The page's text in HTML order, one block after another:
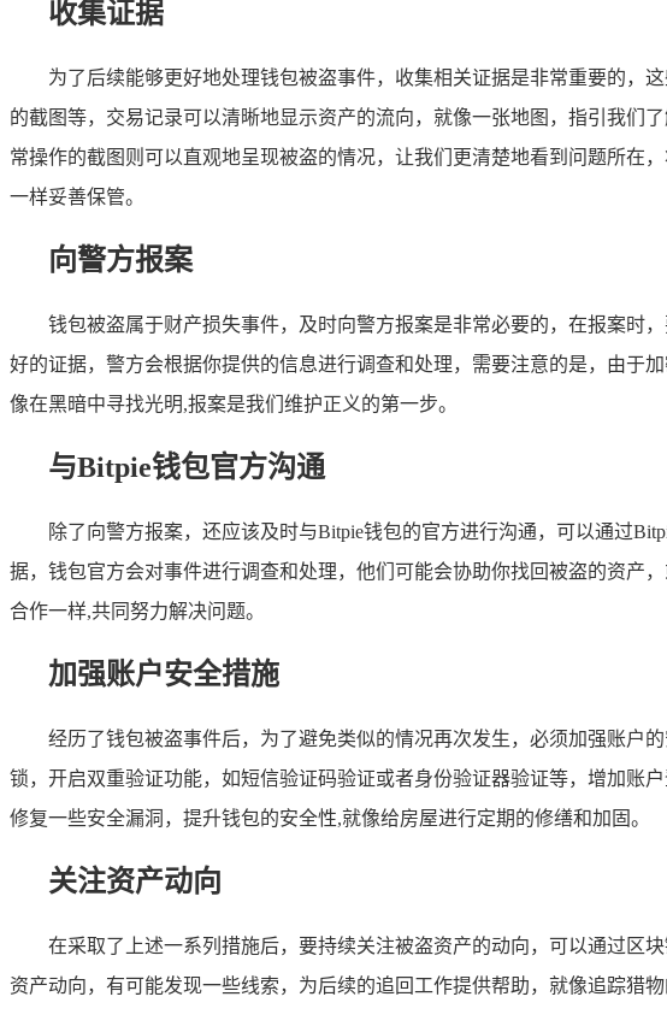
收集证据
为了后续能够更好地处理钱包被盗事件，收集相关证据是非常重要的，
的截图等，交易记录可以清晰地显示资产的流向，就像一张地图，指引我们
常操作的截图则可以直观地呈现被盗的情况，让我们更清楚地看到问题所在
一样妥善保管。
向警方报案
钱包被盗属于财产损失事件，及时向警方报案是非常必要的，在报案时
好的证据，警方会根据你提供的信息进行调查和处理，需要注意的是，由于
像在黑暗中寻找光明,报案是我们维护正义的第一步。
与Bitpie钱包官方沟通
除了向警方报案，还应该及时与Bitpie钱包的官方进行沟通，可以通过
据，钱包官方会对事件进行调查和处理，他们可能会协助你找回被盗的资产
合作一样,共同努力解决问题。
加强账户安全措施
经历了钱包被盗事件后，为了避免类似的情况再次发生，必须加强账户
锁，开启双重验证功能，如短信验证码验证或者身份验证器验证等，增加账
修复一些安全漏洞，提升钱包的安全性,就像给房屋进行定期的修缮和加固。
关注资产动向
在采取了上述一系列措施后，要持续关注被盗资产的动向，可以通过区
资产动向，有可能发现一些线索，为后续的追回工作提供帮助，就像追踪猎